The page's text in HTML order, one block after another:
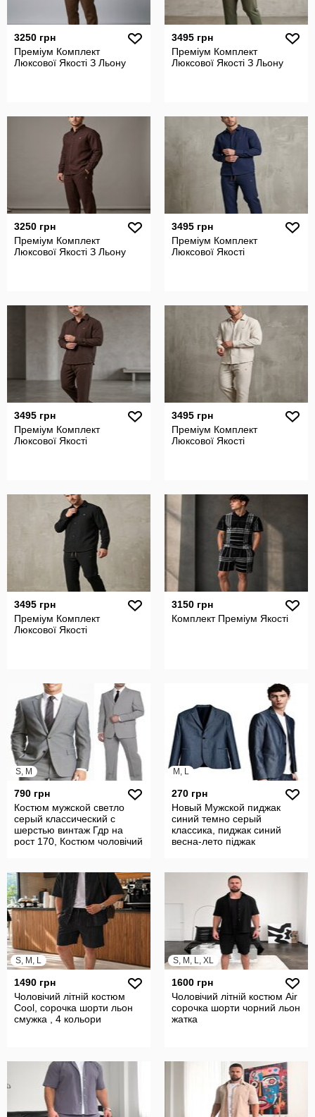
3250 грн
Преміум Комплект
Люксової Якості З Льону
3495 грн
Преміум Комплект
Люксової Якості З Льону
3250 грн
Преміум Комплект
Люксової Якості З Льону
3495 грн
Преміум Комплект
Люксової Якості
3495 грн
Преміум Комплект
Люксової Якості
3495 грн
Преміум Комплект
Люксової Якості
3495 грн
Преміум Комплект
Люксової Якості
3150 грн
Комплект Преміум Якості
S, M
790 грн
Костюм мужской светло
серый классический с
шерстью винтаж Гдр на
рост 170, Костюм чоловічий
M, L
270 грн
Новый Мужской пиджак
синий темно серый
классика, пиджак синий
весна-лето піджак
S, M, L
1490 грн
Чоловічий літній костюм
Cool, сорочка шорти льон
смужка , 4 кольори
S, M, L, XL
1600 грн
Чоловічий літній костюм Air
сорочка шорти чорний льон
жатка